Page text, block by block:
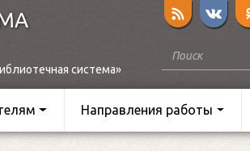
система»
Направления работы